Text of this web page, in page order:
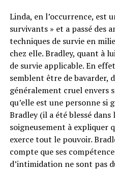
Linda, en l’occurrence, est
survivants » et a passé des
techniques de survie en
chez elle. Bradley, quant à
de survie applicable. En
semblent être de bavarder,
généralement cruel envers
qu’elle est une personne si
Bradley (il a été blessé
soigneusement à expliquer
exerce tout le pouvoir.
compte que ses
d’intimidation ne sont pas